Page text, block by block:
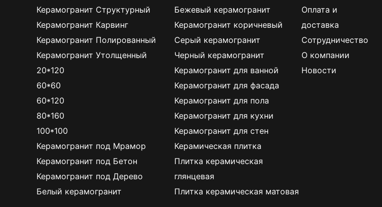
Керамогранит Структурный
Керамогранит Карвинг
Керамогранит Полированный
Керамогранит Утолщенный
20*120
60*60
60*120
80*160
100*100
Керамогранит под Мрамор
Керамогранит под Бетон
Керамогранит под Дерево
Белый керамогранит
Бежевый керамогранит
Керамогранит коричневый
Серый керамогранит
Черный керамогранит
Керамогранит для ванной
Керамогранит для фасада
Керамогранит для пола
Керамогранит для кухни
Керамогранит для стен
Керамическая плитка
Плитка керамическая
глянцевая
Плитка керамическая матовая
Оплата и
доставка
Сотрудничество
О компании
Новости